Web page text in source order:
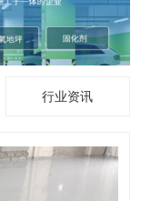
行业资讯